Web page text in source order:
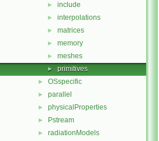
► include
► interpolations
► matrices
► memory
► meshes
► primitives
► OSspecific
► parallel
► physicalProperties
► Pstream
► radiationModels